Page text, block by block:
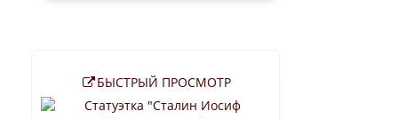
БЫСТРЫЙ ПРОСМОТР